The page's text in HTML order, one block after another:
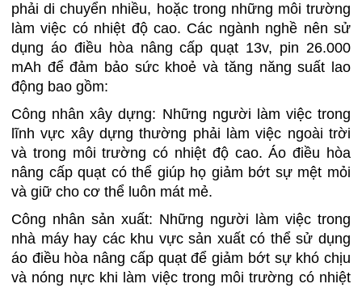
phải di chuyển nhiều, hoặc trong những môi trường
làm việc có nhiệt độ cao. Các ngành nghề nên sử
dụng áo điều hòa nâng cấp quạt 13v, pin 26.000
mAh để đảm bảo sức khoẻ và tăng năng suất lao
động bao gồm:
Công nhân xây dựng: Những người làm việc trong
lĩnh vực xây dựng thường phải làm việc ngoài trời
và trong môi trường có nhiệt độ cao. Áo điều hòa
nâng cấp quạt có thể giúp họ giảm bớt sự mệt mỏi
và giữ cho cơ thể luôn mát mẻ.
Công nhân sản xuất: Những người làm việc trong
nhà máy hay các khu vực sản xuất có thể sử dụng
áo điều hòa nâng cấp quạt để giảm bớt sự khó chịu
và nóng nực khi làm việc trong môi trường có nhiệt